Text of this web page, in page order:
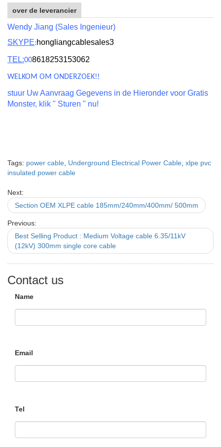
over de leverancier
Wendy Jiang (Sales Ingenieur)
SKYPE:hongliangcablesales3
TEL:008618253153062
WELKOM OM ONDERZOEK!!
stuur Uw Aanvraag Gegevens in de Hieronder voor Gratis
Monster, klik " Sturen " nu!
Tags: power cable Underground Electrical Power Cable xlpe pvc
insulated power cable
Next:
Section OEM XLPE cable 185mm/240mm/400mm/ 500mm
Previous:
Best Selling Product : Medium Voltage cable 6.35/11kV
(12kV) 300mm single core cable
Contact us
Name
Email
Tel